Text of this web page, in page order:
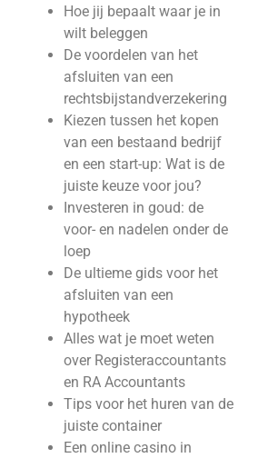
Hoe jij bepaalt waar je in
wilt beleggen
De voordelen van het
afsluiten van een
rechtsbijstandverzekering
Kiezen tussen het kopen
van een bestaand bedrijf
en een start-up: Wat is de
juiste keuze voor jou?
Investeren in goud: de
voor- en nadelen onder de
loep
De ultieme gids voor het
afsluiten van een
hypotheek
Alles wat je moet weten
over Registeraccountants
en RA Accountants
Tips voor het huren van de
juiste container
Een online casino in